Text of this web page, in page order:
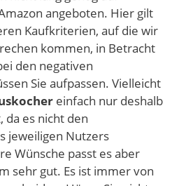
angeboten. Hier gilt
Kaufkriterien, auf die wir
kommen, in Betracht
den negativen
Sie aufpassen. Vielleicht
einfach nur deshalb
da es nicht den
jeweiligen Nutzers
Wünsche passt es aber
sehr gut. Es ist immer von